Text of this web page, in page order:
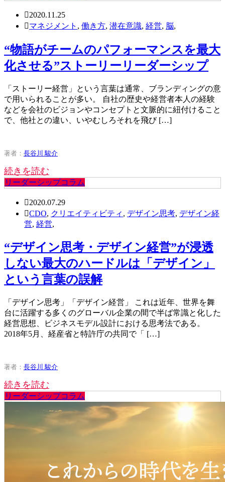
2020.11.25
マネジメント , 働き方, 潜在意識, 経営, 脳,
“物語がチームのパフォーマンスを最大
化させる”ストーリーリーダーシップ
「ストーリー経営」という言葉は通常、ブランディングの意
で用いられることが多い。 自社の歴史や経営者本人の経験
などを会社のビジョンやコンセプトと文脈的に紐付けること
で、他社との違い、いやむしろそれを飛び […]
著者： 長谷川 駿介
続きを読む
リーダーシップコラム
2020.07.29
CDO, クリエイティビティ , デザイン思考, デザイン経
営, 経営,
“デザイン思考・デザイン経営”が浸透
しない最大のハードルは「デザイン」
という言葉の誤解
「デザイン思考」「デザイン経営」 これは近年、世界を舞
台に活躍する多くのグローバル企業の間で半ば常識と化した
経営思想、ビジネスモデル設計における思考法である。
2018年5月、経産省と特許庁の共同で「 […]
著者： 長谷川 駿介
続きを読む
リーダーシップコラム